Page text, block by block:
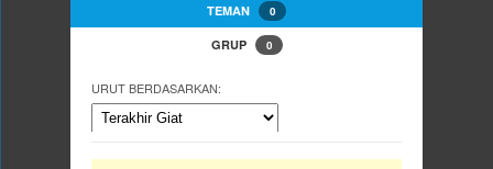
TEMAN 0
GRUP 0
URUT BERDASARKAN: